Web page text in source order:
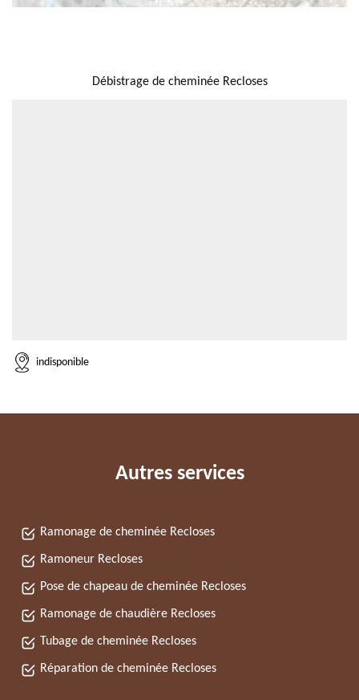
Débistrage de cheminée Recloses
indisponible
Autres services
Ramonage de cheminée Recloses
Ramoneur Recloses
Pose de chapeau de cheminée Recloses
Ramonage de chaudière Recloses
Tubage de cheminée Recloses
Réparation de cheminée Recloses